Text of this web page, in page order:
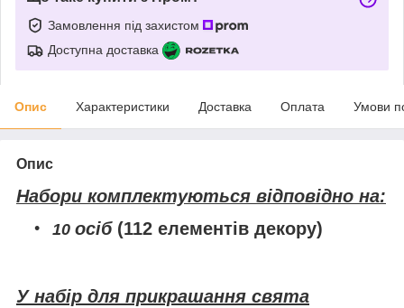
Замовлення під захистом
Доступна доставка
Опис Характеристики Доставка Оплата Умови
Опис
Набори комплектуються відповідно на:
10 осіб(112 елементів декору)
У набір для прикрашання свята